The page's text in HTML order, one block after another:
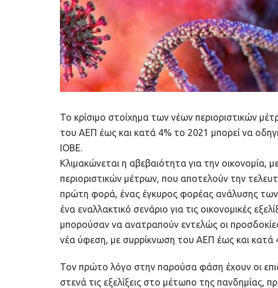
Το κρίσιμο στοίχημα των νέων περιοριστικών
του ΑΕΠ έως και κατά 4% το 2021 μπορεί να
ΙΟΒΕ.
Κλιμακώνεται η αβεβαιότητα για την οικονομία,
περιοριστικών μέτρων, που αποτελούν την
πρώτη φορά, ένας έγκυρος φορέας ανάλυσης των
ένα εναλλακτικό σενάριο για τις οικονομικές
μπορούσαν να ανατραπούν εντελώς οι
νέα ύφεση, με συρρίκνωση του ΑΕΠ έως και κατά
Τον πρώτο λόγο στην παρούσα φάση έχουν οι
στενά τις εξελίξεις στο μέτωπο της πανδημίας,